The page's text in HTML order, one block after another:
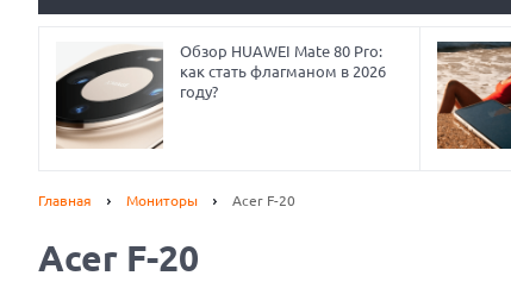
Обзор HUAWEI Mate 80 Pro:
как стать флагманом в 2026
году?
Главная Мониторы Acer F-20
Acer F-20